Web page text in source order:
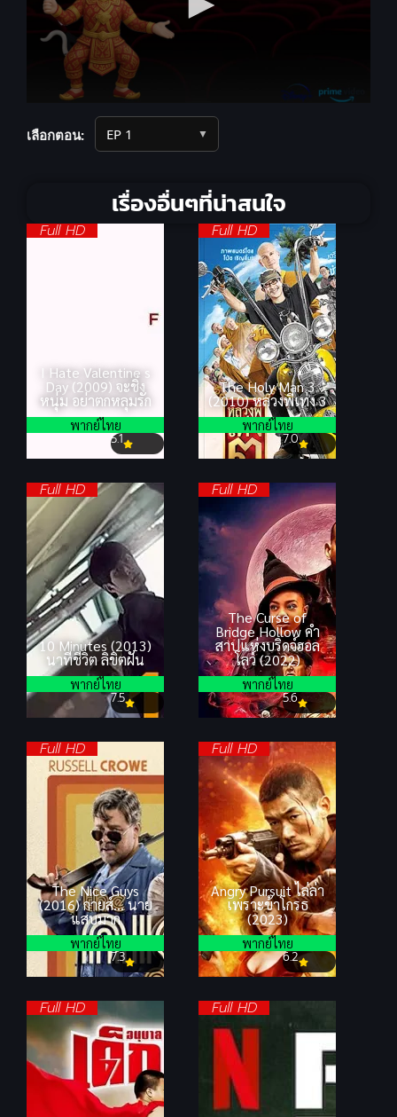
เลือกตอน: ▼
เรื่องอื่นๆที่น่าสนใจ
Full HD
I Hate Valentine s
Day (2009) จะชิ่ง
หนุ่ม อย่าตกหลุมรัก
5.1
พากย์ไทย
Full HD
The Holy Man 3
(2010) หลวงพี่เท่ง 3
7.0
พากย์ไทย
Full HD
10 Minutes (2013)
นาทีชีวิต ลิขิตฝัน
7.5
พากย์ไทย
Full HD
The Curse of
Bridge Hollow คำ
สาปแห่งบริดจ์ฮอล
โลว์ (2022)
5.6
พากย์ไทย
Full HD
The Nice Guys
(2016) กายส์… นาย
แสบมาก
7.3
พากย์ไทย
Full HD
Angry Pursuit ไล่ล่า
เพราะข้าโกรธ
(2023)
6.2
พากย์ไทย
Full HD Full HD